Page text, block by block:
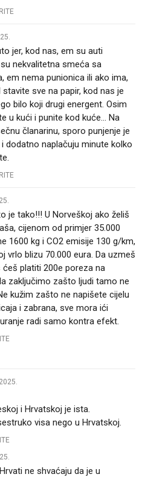
jer, kod nas, em su auti
nekvalitetna smeća sa
em nema punionica ili ako ima,
sve na papir, kod nas je
bilo koji drugi energent. Osim
u kući i punite kod kuće... Na
članarinu, sporo punjenje je
dodatno naplačuju minute kolko
je tako!!! U Norveškoj ako želiš
cijenom od primjer 35.000
1600 kg i CO2 emisije 130 g/km,
vrlo blizu 70.000 eura. Da uzmeš
platiti 200e poreza na
zaključimo zašto ljudi tamo ne
kužim zašto ne napišete cijelu
i zabrana, sve mora ići
radi samo kontra efekt.
i Hrvatskoj je ista.
visa nego u Hrvatskoj.
ne shvaćaju da je u